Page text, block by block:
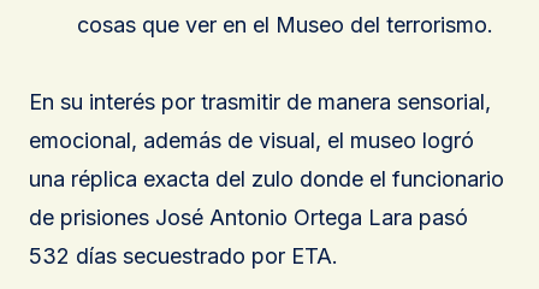
cosas que ver en el Museo del terrorismo.
En su interés por trasmitir de manera sensorial,
emocional, además de visual, el museo logró
una réplica exacta del zulo donde el funcionario
de prisiones José Antonio Ortega Lara pasó
532 días secuestrado por ETA.